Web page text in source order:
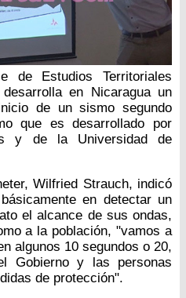
de Estudios Territoriales
en Nicaragua un
de un sismo segundo
que es desarrollado por
y de la Universidad de
Wilfried Strauch, indicó
en detectar un
el alcance de sus ondas,
a la población, "vamos a
algunos 10 segundos o 20,
Gobierno y las personas
de protección".